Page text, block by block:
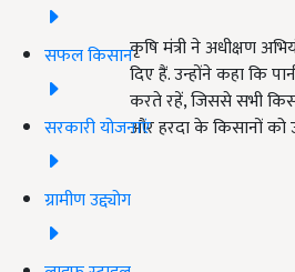
सफल किसान
सरकारी योजनाएं
ग्रामीण उद्द्योग
कृषि मंत्री ने अधीक्षण
दिए हैं. उन्होंने कहा कि
करते रहें, जिससे सभी
और हरदा के किसानों को